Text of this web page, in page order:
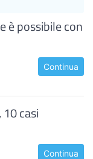
è possibile con
Continua
casi
Continua